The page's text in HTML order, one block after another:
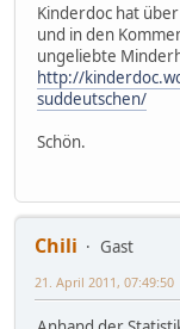
Kinderdoc hat
und in den
ungeliebte
http://
suddeutschen/
Schön.
Chili
Gast
21. April 2011, 07:49:50